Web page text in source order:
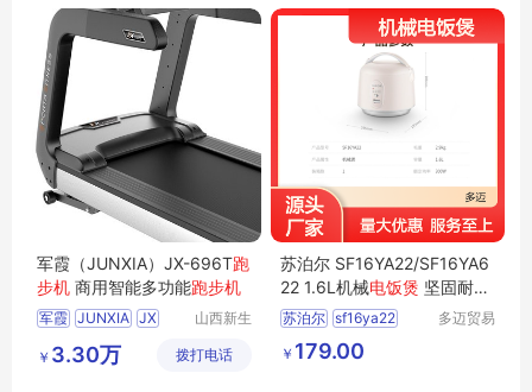
商用跑步机
健身房跑步机
军霞（JUNXIA）JX-696T跑
步机 商用智能多功能跑步机
军霞 JUNXIA JX
军霞跑步机
山西新生
材有限公
￥ 3.30万 拨打电话
苏泊尔 SF16YA22/SF16YA6
22 1.6L机械电饭煲 坚固耐磨
内胆
苏泊尔 sf16ya22
sf16ya622
6l
多迈贸易
￥ 179.00